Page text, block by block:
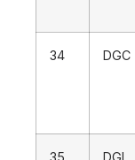
34 DGC
35 DGL